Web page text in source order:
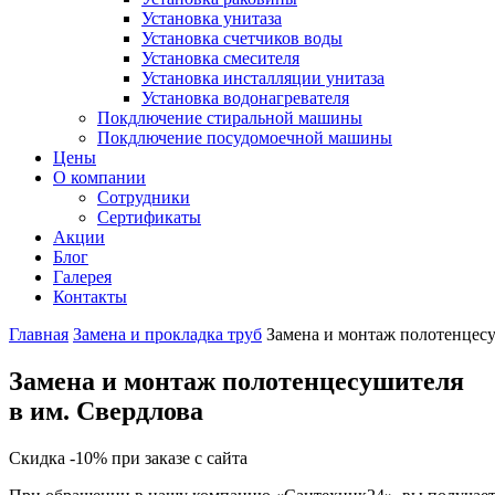
Установка унитаза
Установка счетчиков воды
Установка смесителя
Установка инсталляции унитаза
Установка водонагревателя
Покдлючение стиральной машины
Покдлючение посудомоечной машины
Цены
О компании
Сотрудники
Сертификаты
Акции
Блог
Галерея
Контакты
Главная Замена и прокладка труб Замена и монтаж
Замена и монтаж полотенцесушителя
в им. Свердлова
Скидка -10% при заказе с сайта